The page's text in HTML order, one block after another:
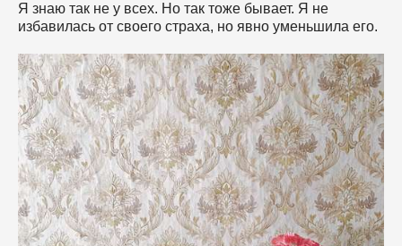
Я знаю так не у всех. Но так тоже бывает. Я не
избавилась от своего страха, но явно уменьшила его.